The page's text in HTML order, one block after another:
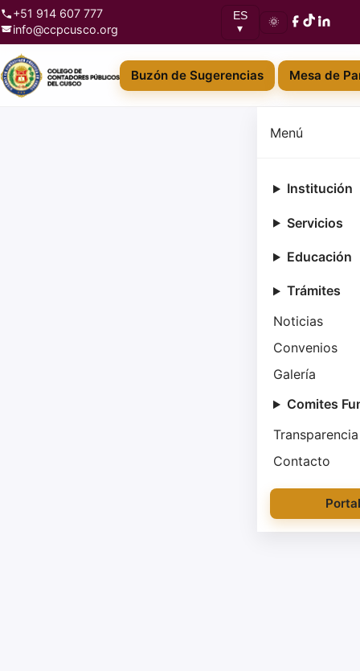
+51 914 607 777
info@ccpcusco.org
ES
▾
🌞
Buzón de Sugerencias Mesa de
Menú
Institución
Servicios
Educación
Trámites
Noticias
Convenios
Galería
Comites
Transparencia
Contacto